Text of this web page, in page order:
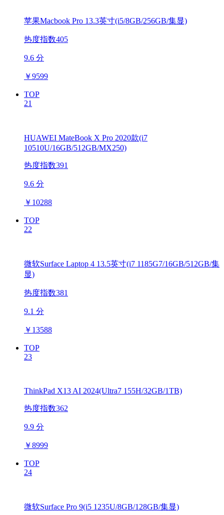
苹果Macbook Pro 13.3英寸(i5/8GB/256GB/集显)
热度指数405
9.6 分
￥9599
TOP
21
HUAWEI MateBook X Pro 2020款(i7
10510U/16GB/512GB/MX250)
热度指数391
9.6 分
￥ 10288
TOP
22
微软Surface Laptop 4 13.5英寸(i7 1185G7/16GB/512GB/集
显)
热度指数381
9.1 分
￥ 13588
TOP
23
ThinkPad X13 AI 2024(Ultra7 155H/32GB/1TB)
热度指数362
9.9 分
￥8999
TOP
24
微软Surface Pro 9(i5 1235U/8GB/128GB/集显)